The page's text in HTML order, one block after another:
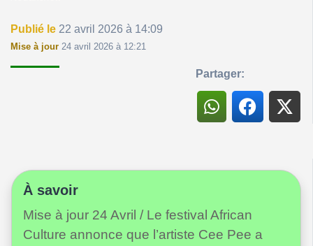
Publié le 22 avril 2026 à 14:09
Mise à jour 24 avril 2026 à 12:21
Partager:
À savoir
Mise à jour 24 Avril / Le festival African
Culture annonce que l’artiste Cee Pee a